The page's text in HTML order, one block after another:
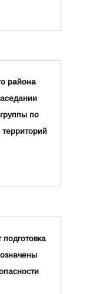
района
по